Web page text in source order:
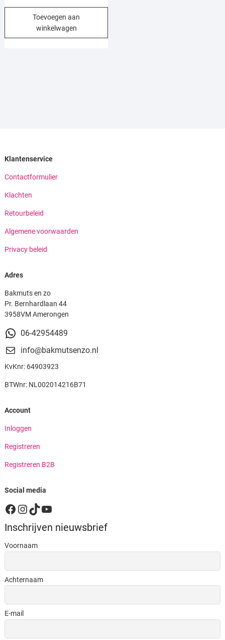
Toevoegen aan
winkelwagen
Klantenservice
Contactformulier
Klachten
Retourbeleid
Algemene voorwaarden
Privacy beleid
Adres
Bakmuts en zo
Pr. Bernhardlaan 44
3958VM Amerongen
06-42954489
info@bakmutsenzo.nl
KvKnr: 64903923
BTWnr: NL002014216B71
Account
Inloggen
Registreren
Registreren B2B
Social media
Facebook
Instagram
TikTok
YouTube
Inschrijven nieuwsbrief
Voornaam
Achternaam
E-mail